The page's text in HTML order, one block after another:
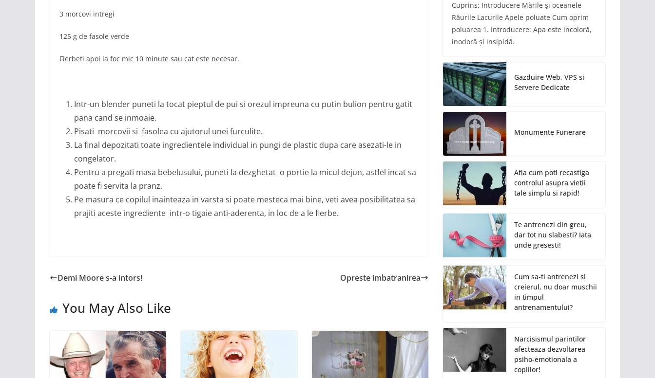
3 morcovi intregi
125 g de fasole verde
Fierbeti apoi la foc mic 10 minute sau cat este necesar.
Intr-un blender puneti la tocat pieptul de pui si orezul impreuna cu putin bulion pentru gatit
pana cand se inmoaie.
Pisati morcovii si fasolea cu ajutorul unei furculite.
La final depozitati toate ingredientele individual in pungi de plastic dupa care asezati-le in
congelator.
Pentru a pregati masa bebelusului, puneti la dezghetat o portie la micul dejun, astfel incat sa
poate fi servita la pranz.
Pe masura ce copilul inainteaza in varsta si poate mesteca mai bine, veti avea posibilitatea sa
prajiti aceste ingrediente intr-o tigaie anti-aderenta, in loc de a le fierbe.
Demi Moore s-a intors! Opreste imbatranirea
You May Also Like
Cuprins: Introducere Mările și oceanele
Râurile Lacurile Apele poluate Cum oprim
poluarea 1. Introducere: Apa este incoloră,
inodoră și insipidă.
Gazduire Web, VPS si
Servere Dedicate
Monumente Funerare
Afla cum poti recastiga
controlul asupra vietii
tale simplu si rapid!
Te antrenezi din greu,
dar tot nu slabesti? Iata
unde gresesti!
Cum sa-ti antrenezi si
creierul, nu doar muschii
in timpul
antrenamentului?
Narcisismul parintilor
afecteaza dezvoltarea
psiho-emotionala a
copiilor!